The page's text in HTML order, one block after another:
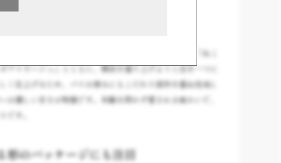
た「みなとねこシリーズ」の最新作として生まれた「ねこ
イヤージュ」とともに、横浜を盛り上げようと志を一つに
仕上げるため、パイの厚みにもこだわり試作を重ね完成し
優しい甘さが特徴です。年齢を問わず愛される味わいで、
す。
形のパッケージにも注目